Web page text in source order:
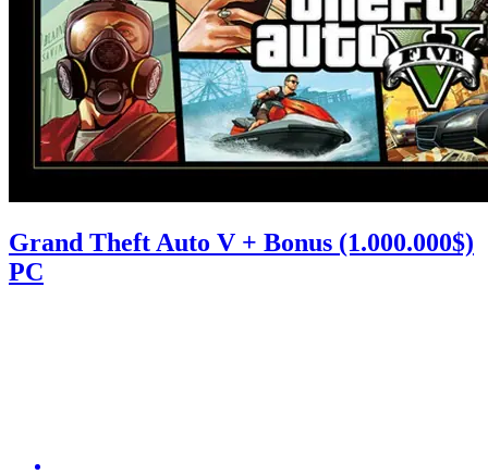
Grand Theft Auto V + Bonus (1.000.000$)
PC